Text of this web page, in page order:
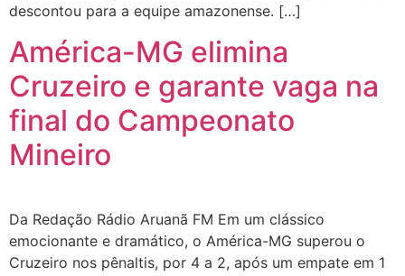
descontou para a equipe amazonense. […]
América-MG elimina
Cruzeiro e garante vaga na
final do Campeonato
Mineiro
Da Redação Rádio Aruanã FM Em um clássico
emocionante e dramático, o América-MG superou o
Cruzeiro nos pênaltis, por 4 a 2, após um empate em 1